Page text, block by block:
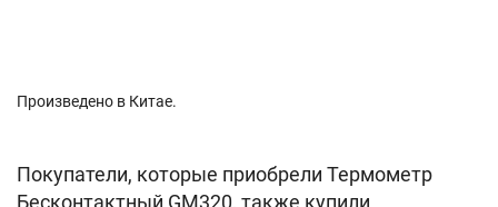
Произведено в Китае.
Покупатели, которые приобрели Термометр
Бесконтактный GM320, также купили